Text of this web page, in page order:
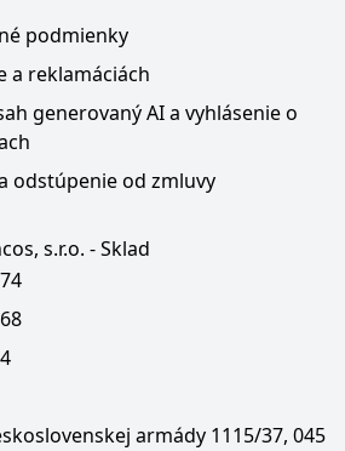
podmienky
a reklamáciách
generovaný AI a vyhlásenie o
odstúpenie od zmluvy
s.r.o. - Sklad
armády 1115/37, 045